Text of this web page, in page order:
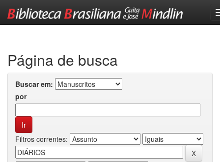
Página de busca
Buscar em:
por
Filtros correntes: